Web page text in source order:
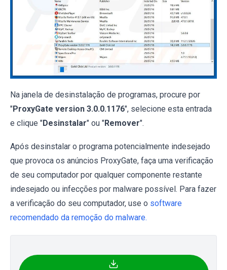
Na janela de desinstalação de programas, procure por
"ProxyGate version 3.0.0.1176", selecione esta entrada
e clique "Desinstalar" ou "Remover".
Após desinstalar o programa potencialmente indesejado
que provoca os anúncios ProxyGate, faça uma verificação
de seu computador por qualquer componente restante
indesejado ou infecções por malware possível. Para fazer
a verificação do seu computador, use o software
recomendado da remoção do malware.